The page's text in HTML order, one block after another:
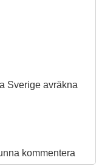
Sverige avräkna
kommentera